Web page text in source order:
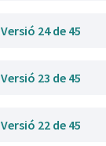
Versió 24 de 45
Versió 23 de 45
Versió 22 de 45